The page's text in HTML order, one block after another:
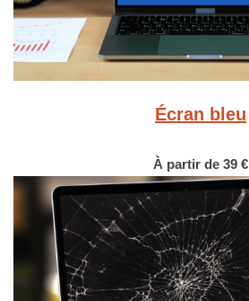
Écran bleu
À partir de 39 €